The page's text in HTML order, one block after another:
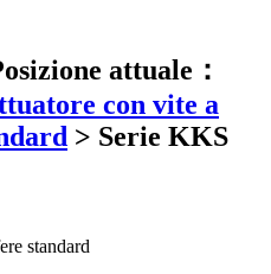
attuale：
con vite a
> Serie KKS
standard